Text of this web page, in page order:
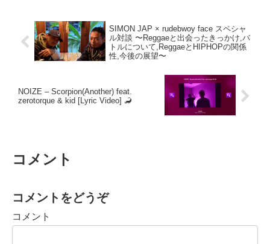
SIMON JAP × rudebwoy face スペシャ
ル対談 〜Reggaeと出会ったきっかけ,バ
トルについて,ReggaeとHIPHOPの関係
性,今後の展望〜
NOIZE – Scorpion(Another) feat.
zerotorque & kid [Lyric Video] 🦂
コメント
コメントをどうぞ
コメント